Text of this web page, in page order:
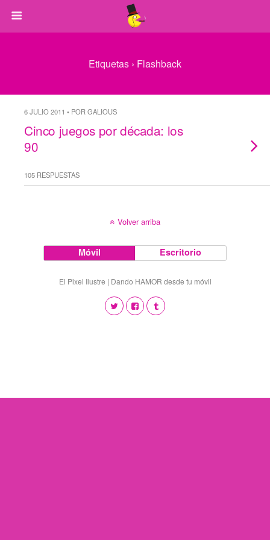
Etiquetas › Flashback
6 JULIO 2011 • POR GALIOUS
Cinco juegos por década: los
90
105 RESPUESTAS
Volver arriba
Móvil Escritorio
El Pixel Ilustre | Dando HAMOR desde tu móvil